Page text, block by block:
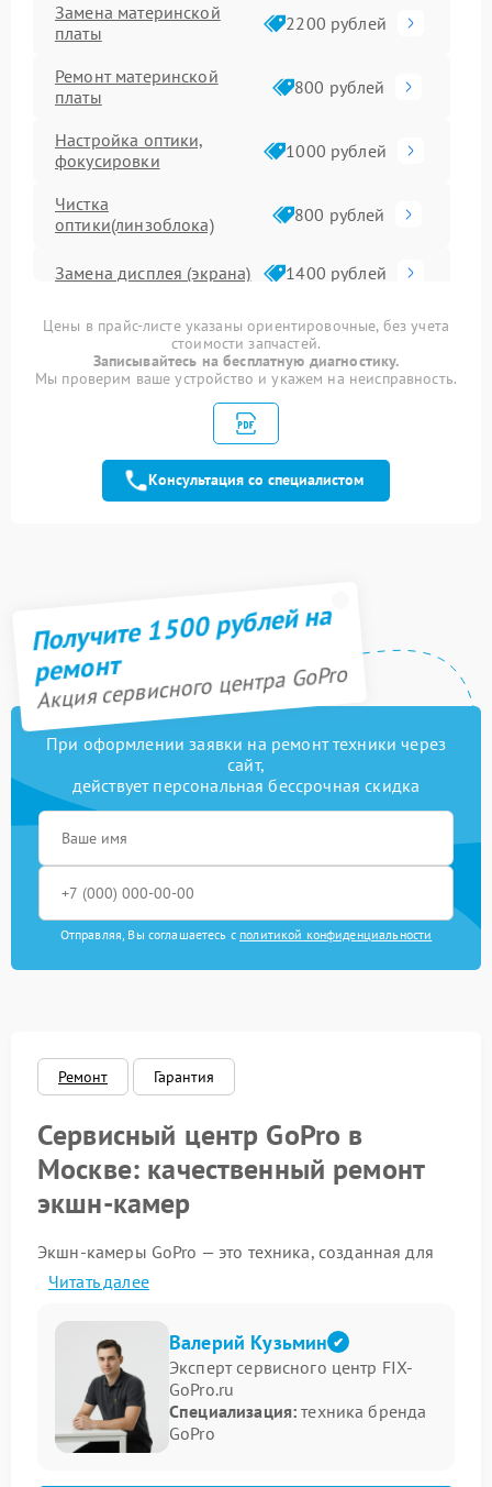
Замена материнской
платы
2200 рублей
Ремонт материнской
платы
800 рублей
Настройка оптики,
фокусировки
1000 рублей
Чистка
оптики(линзоблока)
800 рублей
Замена дисплея (экрана) 1400 рублей
Замена микрофона 800 рублей
Ремонт/замена
картоприемника(картридера)
800 рублей
Замена оптики 1800 рублей
Прошивка (Обновление
ПО)
Цены в прайс-листе указаны ориентировочные, без учета
стоимости запчастей.
Записывайтесь на бесплатную диагностику.
Мы проверим ваше устройство и укажем на неисправность.
Консультация со специалистом
Получите 1500 рублей на
ремонт
Акция сервисного центра GoPro
При оформлении заявки на ремонт техники через
сайт,
действует персональная бессрочная скидка
Отправляя, Вы соглашаетесь с политикой конфиденциальности
Ремонт Гарантия
Сервисный центр GoPro в
Москве: качественный ремонт
экшн-камер
Экшн-камеры GoPro — это техника, созданная для
экстремальных условий, но даже такие надёжные
устройства могуть выходить из строя: внезапно
последствий падений. Наш сервисный центр GoPro
в Москве предлагает профессиональный ремонт
любых моделей камер — от HERO до MAX.
Какие устройства GoPro мы
ремонтируем
Читать далее
Валерий Кузьмин
Эксперт сервисного центр FIX-
GoPro.ru
Специализация: техника бренда
GoPro